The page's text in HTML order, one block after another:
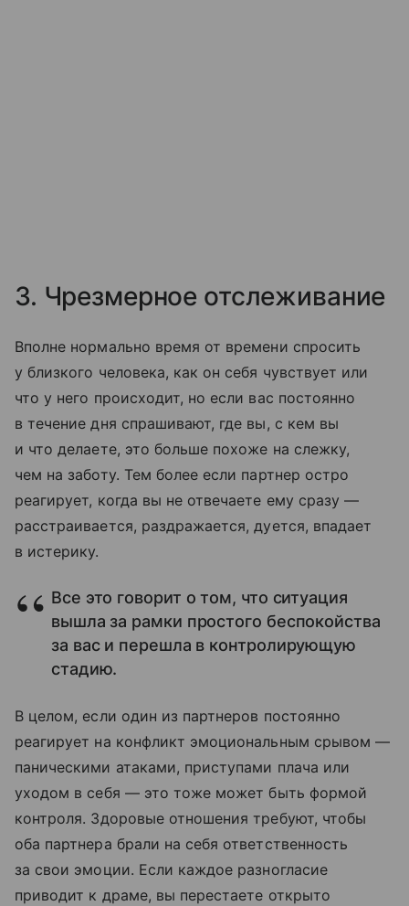
3. Чрезмерное отслеживание
Вполне нормально время от времени спросить
у близкого человека, как он себя чувствует или
что у него происходит, но если вас постоянно
в течение дня спрашивают, где вы, с кем вы
и что делаете, это больше похоже на слежку,
чем на заботу. Тем более если партнер остро
реагирует, когда вы не отвечаете ему сразу —
расстраивается, раздражается, дуется, впадает
в истерику.
Все это говорит о том, что ситуация
вышла за рамки простого беспокойства
за вас и перешла в контролирующую
стадию.
В целом, если один из партнеров постоянно
реагирует на конфликт эмоциональным срывом —
паническими атаками, приступами плача или
уходом в себя — это тоже может быть формой
контроля. Здоровые отношения требуют, чтобы
оба партнера брали на себя ответственность
за свои эмоции. Если каждое разногласие
приводит к драме, вы перестаете открыто